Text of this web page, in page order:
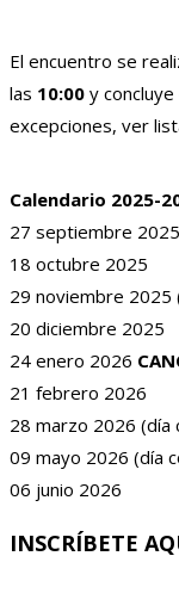
El encuentro se
las 10:00 y concluye
excepciones, ver
Calendario 2025-
27 septiembre 2025
18 octubre 2025
29 noviembre 2025
20 diciembre 2025
24 enero 2026
21 febrero 2026
28 marzo 2026 (día
09 mayo 2026 (día
06 junio 2026
INSCRÍBETE